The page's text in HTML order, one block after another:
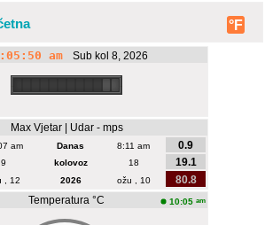
°F
am Sub kol 8, 2026
Max Vjetar | Udar - mps
am Danas 8:11 am
0.9
9 kolovoz 18
19.1
, 12 2026 ožu , 10
80.8
Temperatura °C
10:05 am